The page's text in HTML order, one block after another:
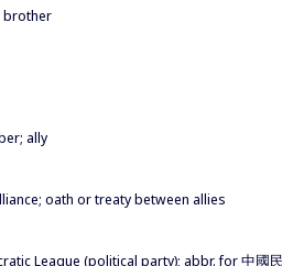
ally
oath or treaty between allies
League (political party); abbr. for 中國